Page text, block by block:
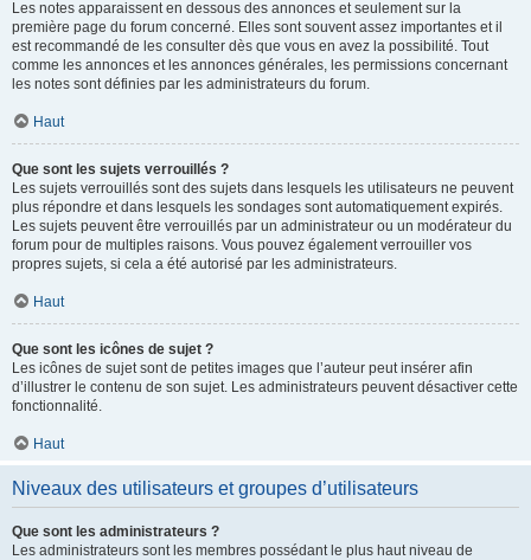
Les notes apparaissent en dessous des annonces et seulement sur la
première page du forum concerné. Elles sont souvent assez importantes et il
est recommandé de les consulter dès que vous en avez la possibilité. Tout
comme les annonces et les annonces générales, les permissions concernant
les notes sont définies par les administrateurs du forum.
Haut
Que sont les sujets verrouillés ?
Les sujets verrouillés sont des sujets dans lesquels les utilisateurs ne peuvent
plus répondre et dans lesquels les sondages sont automatiquement expirés.
Les sujets peuvent être verrouillés par un administrateur ou un modérateur du
forum pour de multiples raisons. Vous pouvez également verrouiller vos
propres sujets, si cela a été autorisé par les administrateurs.
Haut
Que sont les icônes de sujet ?
Les icônes de sujet sont de petites images que l’auteur peut insérer afin
d’illustrer le contenu de son sujet. Les administrateurs peuvent désactiver cette
fonctionnalité.
Haut
Niveaux des utilisateurs et groupes d’utilisateurs
Que sont les administrateurs ?
Les administrateurs sont les membres possédant le plus haut niveau de